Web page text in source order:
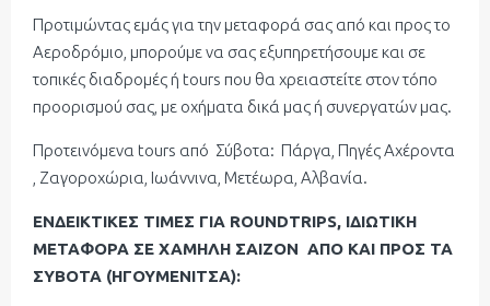
Προτιμώντας εμάς για την μεταφορά σας από και προς το
Αεροδρόμιο, μπορούμε να σας εξυπηρετήσουμε και σε
τοπικές διαδρομές ή tours που θα χρειαστείτε στον τόπο
προορισμού σας, με οχήματα δικά μας ή συνεργατών μας.
Προτεινόμενα tours από Σύβοτα: Πάργα, Πηγές Αχέροντα
, Ζαγοροχώρια, Ιωάννινα, Μετέωρα, Αλβανία.
ΕΝΔΕΙΚΤΙΚΕΣ ΤΙΜΕΣ ΓΙΑ ROUNDTRIPS, ΙΔΙΩΤΙΚΗ
ΜΕΤΑΦΟΡΑ ΣΕ ΧΑΜΗΛΗ ΣΑΙΖΟΝ ΑΠΟ ΚΑΙ ΠΡΟΣ ΤΑ
ΣΥΒΟΤΑ (ΗΓΟΥΜΕΝΙΤΣΑ):